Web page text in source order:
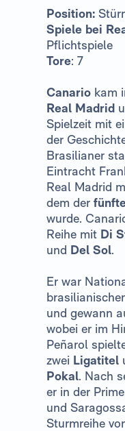
Position:
Spiele bei
Pflichtspiele
Tore: 7
Canario kam
Real Madrid
Spielzeit mit
der
Brasilianer
Eintracht
Real Madrid
dem der
wurde.
Reihe mit Di
und Del Sol.
Er war
und gewann
wobei er im
Peñarol
zwei Ligatitel
Pokal. Nach
er in der
und
Sturmreihe